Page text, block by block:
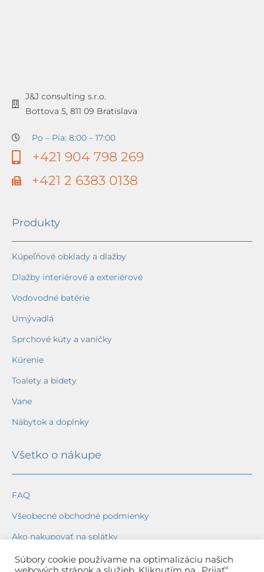
J&J consulting s.r.o.
Bottova 5, 811 09 Bratislava
Po – Pia: 8:00 – 17:00
+421 904 798 269
+421 2 6383 0138
Produkty
Kúpeľňové obklady a dlažby
Dlažby interiérové a exteriérové
Vodovodné batérie
Umývadlá
Sprchové kúty a vaničky
Kúrenie
Toalety a bidety
Vane
Nábytok a doplnky
Všetko o nákupe
FAQ
Všeobecné obchodné podmienky
Ako nakupovať na splátky
Ochrana osobných údajov
Súbory cookie používame na optimalizáciu našich